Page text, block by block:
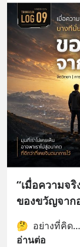
“เมื่อความจ
ของขวัญจาก
🤔  อย่างที่คิด
อ่านต่อ